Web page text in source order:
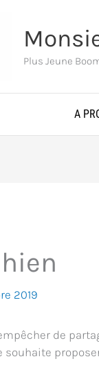
Plus Jeune
A
2019
de